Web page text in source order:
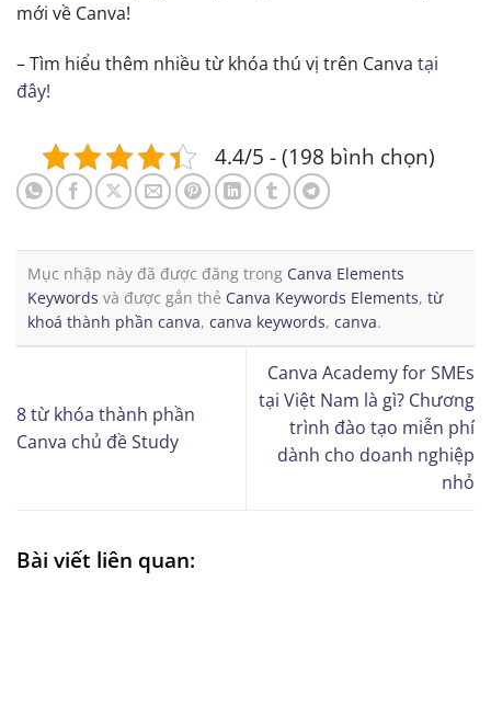
mới về Canva!
– Tìm hiểu thêm nhiều từ khóa thú vị trên Canva tại
đây!
4.4/5 - (198 bình chọn)
Mục nhập này đã được đăng trong Canva Elements
Keywords và được gắn thẻ Canva Keywords Elements, từ
khoá thành phần canva, canva keywords, canva.
8 từ khóa thành phần
Canva chủ đề Study
Canva Academy for SMEs
tại Việt Nam là gì? Chương
trình đào tạo miễn phí
dành cho doanh nghiệp
nhỏ
Bài viết liên quan: